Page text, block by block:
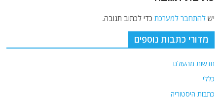
ישלהתחבר למערכת כדי לכתוב תגובה.
מדורי כתבות נוספים
חדשות מהעולם
כללי
כתבות היסטוריה